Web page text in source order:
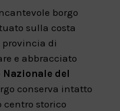
borgo
sulla costa
di
e abbracciato
Nazionale del
conserva intatto
centro storico